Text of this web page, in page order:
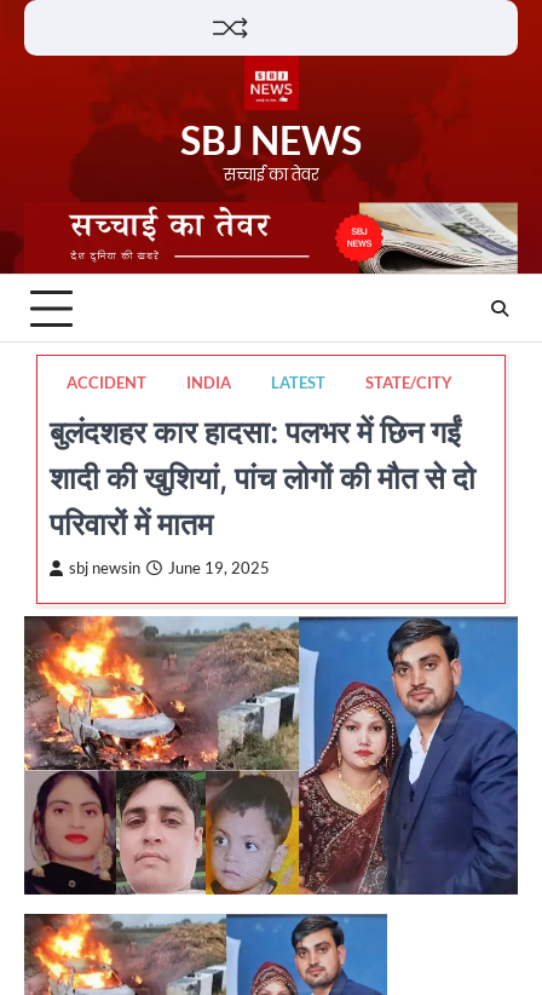
Skip
SBJ NEWS
सच्चाई का तेवर
ACCIDENT INDIA LATEST STATE/CITY
बुलंदशहर कार हादसा: पलभर में छिन गईं
शादी की खुशियां, पांच लोगों की मौत से दो
परिवारों में मातम
sbj newsin June 19, 2025